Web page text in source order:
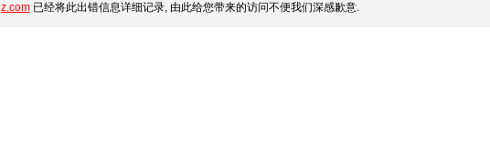
已经将此出错信息详细记录, 由此给您带来的访问不便我们深感歉意.